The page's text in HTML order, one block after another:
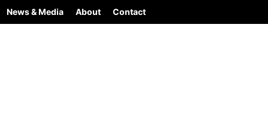
News & Media About Contact